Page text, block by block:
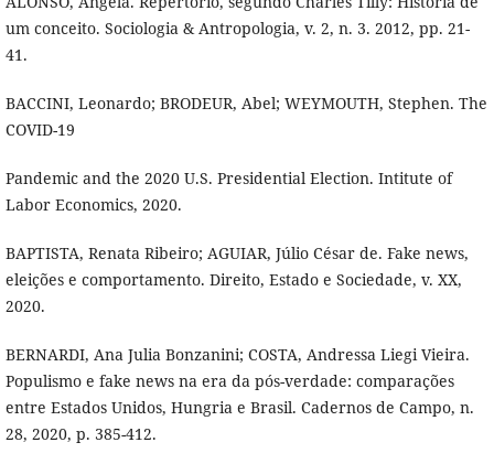
um conceito. Sociologia & Antropologia, v. 2, n. 3. 2012, pp. 21-
41.
BACCINI, Leonardo; BRODEUR, Abel; WEYMOUTH, Stephen. The
COVID-19
Pandemic and the 2020 U.S. Presidential Election. Intitute of
Labor Economics, 2020.
BAPTISTA, Renata Ribeiro; AGUIAR, Júlio César de. Fake news,
eleições e comportamento. Direito, Estado e Sociedade, v. XX,
2020.
BERNARDI, Ana Julia Bonzanini; COSTA, Andressa Liegi Vieira.
Populismo e fake news na era da pós-verdade: comparações
entre Estados Unidos, Hungria e Brasil. Cadernos de Campo, n.
28, 2020, p. 385-412.